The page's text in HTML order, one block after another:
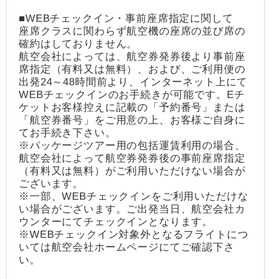
■WEBチェックイン・事前座席指定に関して
座席クラスに関わらず航空機の座席の並び席の
確約はしておりません。
航空会社によっては、航空券発券後より事前座
席指定（有料又は無料）、および、ご利用便の
出発24～48時間前より、インターネット上にて
WEBチェックインのお手続きが可能です。Eチ
ケットお客様控えに記載の「予約番号」または
「航空券番号」をご用意の上、お客様ご自身に
てお手続き下さい。
※パッケージツアー用の包括運賃利用の場合、
航空会社によって航空券発券後の事前座席指定
（有料又は無料）がご利用いただけない場合が
ございます。
※一部、WEBチェックインをご利用いただけな
い場合がございます。ご出発当日、航空会社カ
ウンターにてチェックインとなります。
※WEBチェックイン対象外となるフライトにつ
いては航空会社ホームページにてご確認下さ
い。